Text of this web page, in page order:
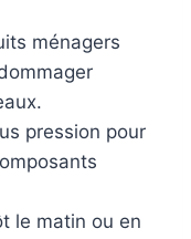
ménagers
pression pour
le matin ou en